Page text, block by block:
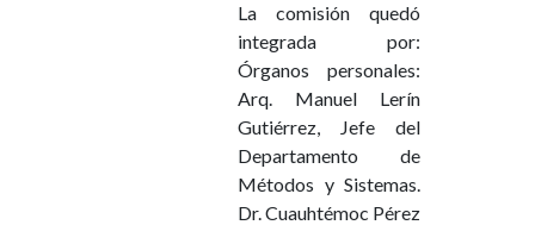
La comisión quedó
integrada por:
Órganos personales:
Arq. Manuel Lerín
Gutiérrez, Jefe del
Departamento de
Métodos y Sistemas.
Dr. Cuauhtémoc Pérez